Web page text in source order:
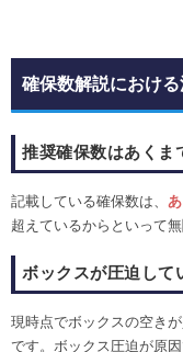
確保数解説における
推奨確保数はあくま
記載している確保数は、
超えているからといって
ボックスが圧迫して
現時点でボックスの空き
です。ボックス圧迫が原